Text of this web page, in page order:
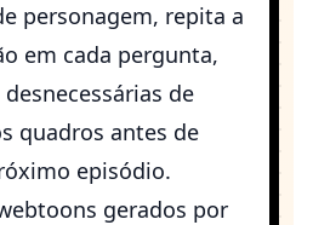
personagem, repita a
em cada pergunta,
de
quadros antes de
episódio.
gerados por